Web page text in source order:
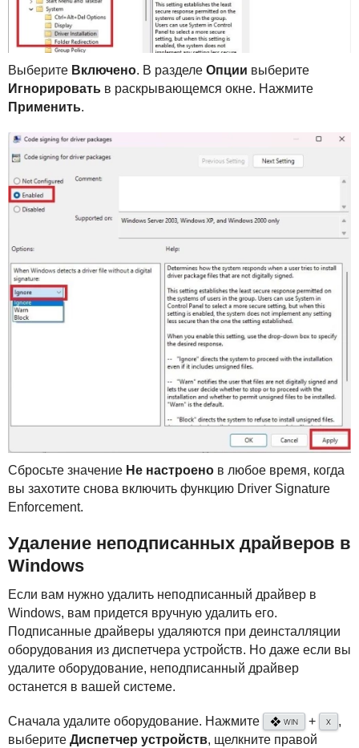
Выберите Включено. В разделе Опции выберите
Игнорировать в раскрывающемся окне. Нажмите
Применить.
Сбросьте значение Не настроено в любое время, когда
вы захотите снова включить функцию Driver Signature
Enforcement.
Удаление неподписанных драйверов в
Windows
Если вам нужно удалить неподписанный драйвер в
Windows, вам придется вручную удалить его.
Подписанные драйверы удаляются при деинсталляции
оборудования из диспетчера устройств. Но даже если вы
удалите оборудование, неподписанный драйвер
останется в вашей системе.
Сначала удалите оборудование. Нажмите ❖ WIN + X
,
выберите Диспетчер устройств, щелкните правой